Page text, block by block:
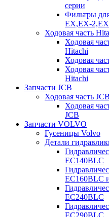
серии
Фильтры
EX,EX-
Ходовая часть
Ходовая
Hitachi
Ходовая
Ходовая
Hitachi
Запчасти JCB
Ходовая часть JCB
Ходовая
JCB
Запчасти VOLVO
Гусеницы Volvo
Детали
EC140BLC
EC160BLC
EC240BLC
EC290BLC